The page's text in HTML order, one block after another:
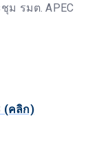
ม รมต. APEC
(คลิก)